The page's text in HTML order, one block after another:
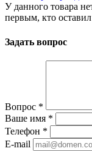
У данного товара
первым, кто
Задать вопрос
Вопрос *
Ваше имя *
Телефон *
E-mail